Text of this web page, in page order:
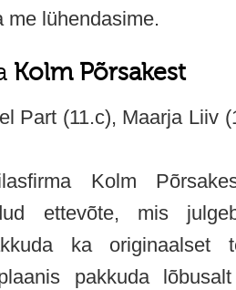
me lühendasime.
Kolm Põrsakest
Part (11.c), Maarja Liiv
Kolm
ettevõte, mis
ka originaalset
pakkuda